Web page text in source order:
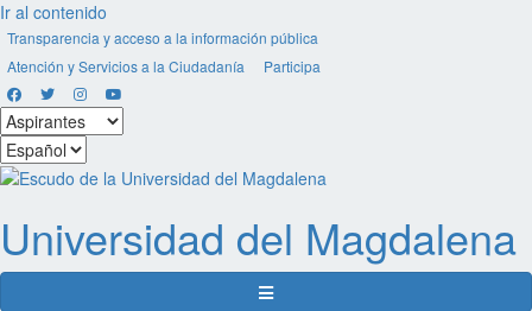
Ir al contenido
Transparencia y acceso a la información pública
Atención y Servicios a la Ciudadanía
Participa
Facebook
TwitterInstagram
Seleccionar
estamento
Seleccionar
idioma
Universidad del Magdalena
Menú de navegación